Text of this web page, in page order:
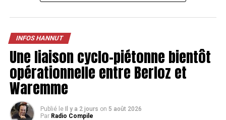
INFOS HANNUT
Une liaison cyclo-piétonne bientôt
opérationnelle entre Berloz et
Waremme
Publié le Il y a 2 jours on 5 août 2026
Par Radio Compile